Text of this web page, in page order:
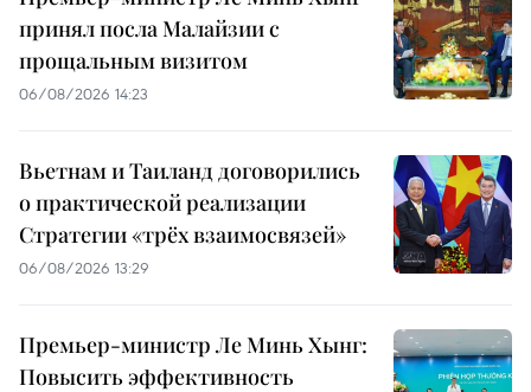
принял посла Малайзии с
прощальным визитом
06/08/2026 14:23
Вьетнам и Таиланд договорились
о практической реализации
Стратегии «трёх взаимосвязей»
06/08/2026 13:29
Премьер-министр Ле Минь Хынг:
Повысить эффективность